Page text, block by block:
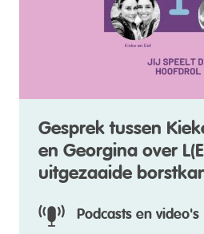
Gesprek tussen
en Georgina over
uitgezaaide
Podcasts en video's